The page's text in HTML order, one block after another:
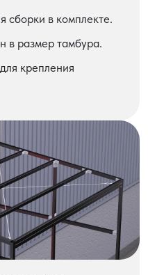
сборки в комплекте.
в размер тамбура.
крепления